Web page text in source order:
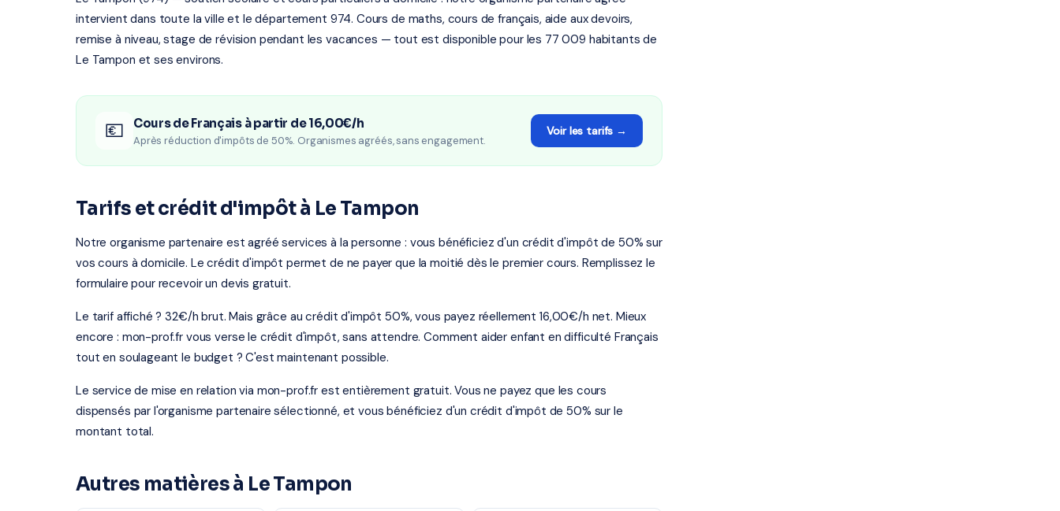
intervient dans toute la ville et le département 974. Cours de maths, cours de français, aide aux devoirs,
remise à niveau, stage de révision pendant les vacances — tout est disponible pour les 77 009 habitants de
Le Tampon et ses environs.
💶 Cours de Français à partir de 16,00€/h
Après réduction d'impôts de 50%. Organismes agréés, sans engagement.
Voir les tarifs →
Tarifs et crédit d'impôt à Le Tampon
Notre organisme partenaire est agréé services à la personne : vous bénéficiez d'un crédit d'impôt de 50% sur
vos cours à domicile. Le crédit d'impôt permet de ne payer que la moitié dès le premier cours. Remplissez le
formulaire pour recevoir un devis gratuit.
Le tarif affiché ? 32€/h brut. Mais grâce au crédit d'impôt 50%, vous payez réellement 16,00€/h net. Mieux
encore : mon-prof.fr vous verse le crédit d'impôt, sans attendre. Comment aider enfant en difficulté Français
tout en soulageant le budget ? C'est maintenant possible.
Le service de mise en relation via mon-prof.fr est entièrement gratuit. Vous ne payez que les cours
dispensés par l'organisme partenaire sélectionné, et vous bénéficiez d'un crédit d'impôt de 50% sur le
montant total.
Autres matières à Le Tampon